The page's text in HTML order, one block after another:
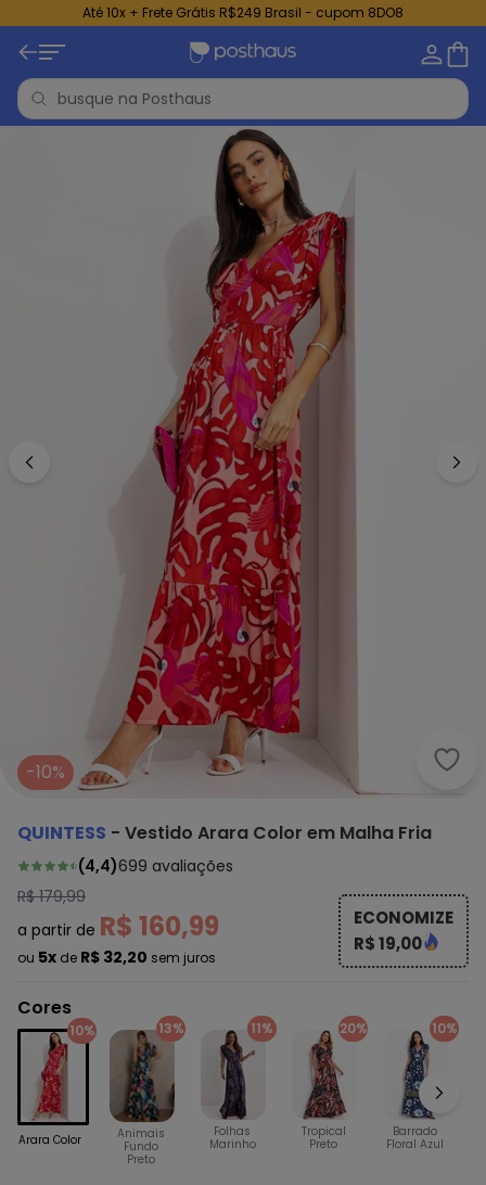
Até 10x + Frete Grátis R$249 Brasil - cupom 8DO8
-10%
QUINTESS - Vestido Arara Color em Malha Fria
(4,4)699 avaliações
R$ 179,99
a partir de R$ 160,99
ou 5x de R$ 32,20 sem juros
ECONOMIZE
R$ 19,00
Cores
10%
Arara Color
13%
Animais
Fundo
Preto
11%
Folhas
Marinho
20%
Tropical
Preto
10%
Barrado
Floral Azul